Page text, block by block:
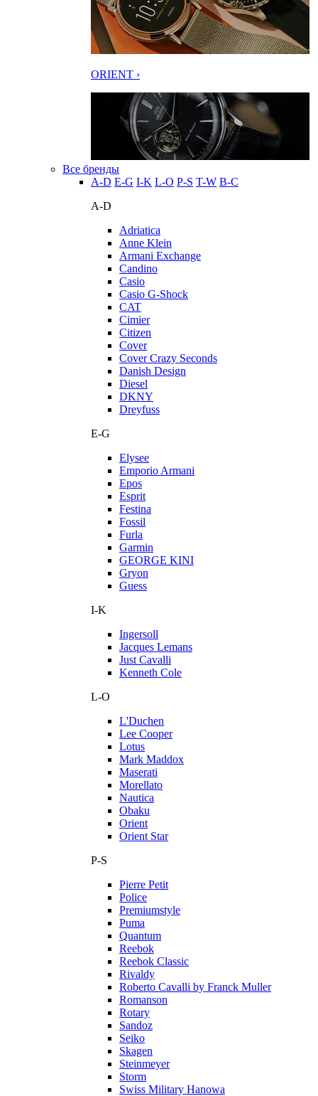
ORIENT ›
Все бренды
A-D E-G I-K L-O P-S T-W В-С
A-D
Adriatica
Anne Klein
Armani Exchange
Candino
Casio
Casio G-Shock
CAT
Cimier
Citizen
Cover
Cover Crazy Seconds
Danish Design
Diesel
DKNY
Dreyfuss
E-G
Elysee
Emporio Armani
Epos
Esprit
Festina
Fossil
Furla
Garmin
GEORGE KINI
Gryon
Guess
I-K
Ingersoll
Jacques Lemans
Just Cavalli
Kenneth Cole
L-O
L'Duchen
Lee Cooper
Lotus
Mark Maddox
Maserati
Morellato
Nautica
Obaku
Orient
Orient Star
P-S
Pierre Petit
Police
Premiumstyle
Puma
Quantum
Reebok
Reebok Classic
Rivaldy
Roberto Cavalli by Franck Muller
Romanson
Rotary
Sandoz
Seiko
Skagen
Steinmeyer
Storm
Swiss Military Hanowa